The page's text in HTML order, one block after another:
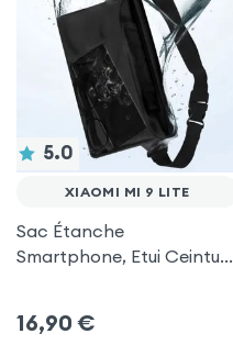
5.0
XIAOMI MI 9 LITE
Sac Étanche
Smartphone, Etui Ceinture
Mi 9 Lite
16,90 €